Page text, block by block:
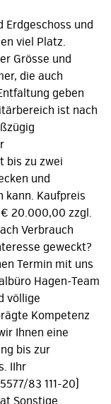
Erdgeschoss und
viel Platz.
Grösse und
die auch
geben
ist nach
bis zu zwei
und
kann. Kaufpreis
20.000,00 zzgl.
Verbrauch
geweckt?
Termin mit uns
Hagen-Team
völlige
Kompetenz
Ihnen eine
bis zur
IIhr
83 111-20)